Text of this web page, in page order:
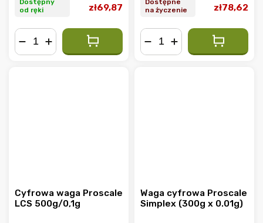
od ręki
zł69,87
na życzenie
zł78,62
Cyfrowa waga Proscale
LCS 500g/0,1g
Waga cyfrowa Proscale
Simplex (300g x 0.01g)